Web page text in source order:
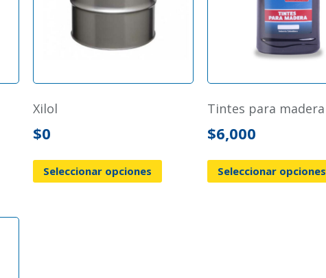
xilol
$0
Seleccionar opciones
tintes para madera
$6,000
Seleccionar opciones